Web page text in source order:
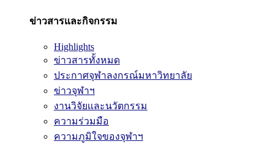
ข่าวสารและกิจกรรม
Highlights
ข่าวสารทั้งหมด
ประกาศจุฬาลงกรณ์มหาวิทยาลัย
ข่าวจุฬาฯ
งานวิจัยและนวัตกรรม
ความร่วมมือ
ความภูมิใจของจุฬาฯ